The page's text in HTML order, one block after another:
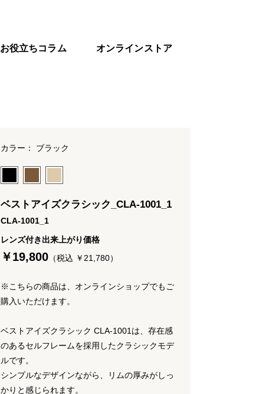
お役立ちコラム オンラインストア
カラー： ブラック
ベストアイズクラシック_CLA-1001_1
CLA-1001_1
レンズ付き出来上がり価格
￥19,800 （税込 ￥21,780）
※こちらの商品は、オンラインショップでもご
購入いただけます。
ベストアイズクラシック CLA-1001は、存在感
のあるセルフレームを採用したクラシックモデ
ルです。
シンプルなデザインながら、リムの厚みがしっ
かりと感じられます。